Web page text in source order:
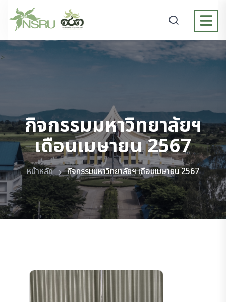
>
กิจกรรมมหาวิทยาลัยฯ
เดือนเมษายน 2567
หน้าหลัก กิจกรรมมหาวิทยาลัยฯ เดือนเมษายน 2567